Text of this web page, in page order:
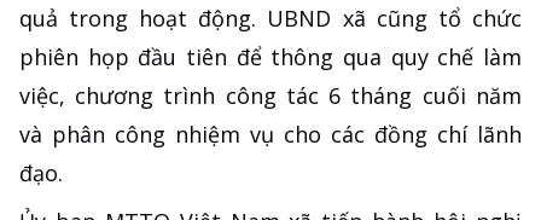
quả trong hoạt động. UBND xã cũng tổ chức
phiên họp đầu tiên để thông qua quy chế làm
việc, chương trình công tác 6 tháng cuối năm
và phân công nhiệm vụ cho các đồng chí lãnh
đạo.